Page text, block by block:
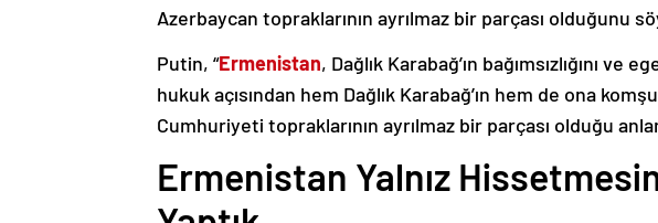
Azerbaycan topraklarının ayrılmaz bir parçası olduğunu
Putin, “Ermenistan, Dağlık Karabağ’ın bağımsızlığını ve
hukuk açısından hem Dağlık Karabağ’ın hem de ona
Cumhuriyeti topraklarının ayrılmaz bir parçası olduğu
Ermenistan Yalnız